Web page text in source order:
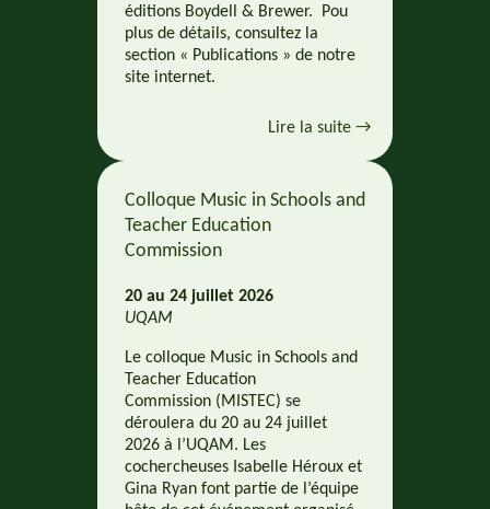
éditions Boydell & Brewer. Pou
plus de détails, consultez la
section « Publications » de notre
site internet.
Lire la suite →
Colloque Music in Schools and
Teacher Education
Commission
20 au 24 juillet 2026
UQAM
Le colloque Music in Schools and
Teacher Education
Commission (MISTEC) se
déroulera du 20 au 24 juillet
2026 à l’UQAM. Les
cochercheuses Isabelle Héroux et
Gina Ryan font partie de l’équipe